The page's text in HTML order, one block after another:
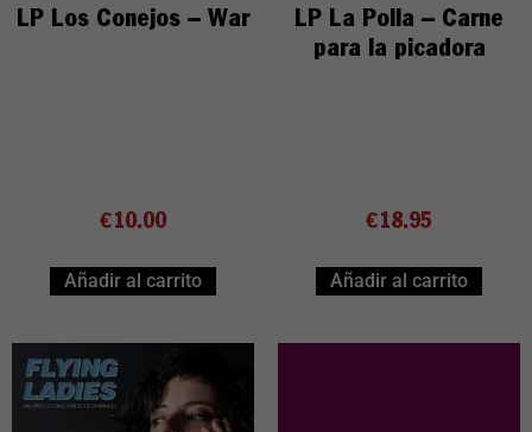
LP Los Conejos – War
€10.00
Añadir al carrito
LP La Polla – Carne
para la picadora
€18.95
Añadir al carrito